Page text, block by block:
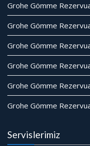
Grohe Gömme
Grohe Gömme
Grohe Gömme
Grohe Gömme
Grohe Gömme
Grohe Gömme
Servislerimiz